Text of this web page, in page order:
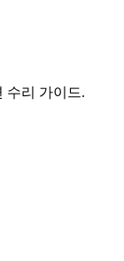
수리 가이드.